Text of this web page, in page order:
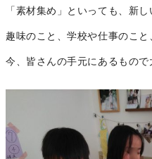
「素材集め」といっても、新
趣味のこと、学校や仕事のこ
今、皆さんの手元にあるもので